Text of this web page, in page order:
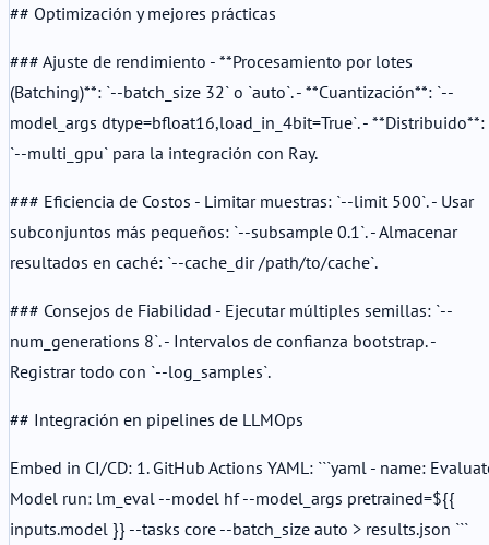
## Optimización y mejores prácticas
### Ajuste de rendimiento - **Procesamiento por lotes
(Batching)**: `--batch_size 32` o `auto`. - **Cuantización**: `--
model_args dtype=bfloat16,load_in_4bit=True`. - **Distribuido**:
`--multi_gpu` para la integración con Ray.
### Eficiencia de Costos - Limitar muestras: `--limit 500`. - Usar
subconjuntos más pequeños: `--subsample 0.1`. - Almacenar
resultados en caché: `--cache_dir /path/to/cache`.
### Consejos de Fiabilidad - Ejecutar múltiples semillas: `--
num_generations 8`. - Intervalos de confianza bootstrap. -
Registrar todo con `--log_samples`.
## Integración en pipelines de LLMOps
Embed in CI/CD: 1. GitHub Actions YAML: ```yaml - name:
Model run: lm_eval --model hf --model_args pretrained=${{
inputs.model }} --tasks core --batch_size auto > results.json ```